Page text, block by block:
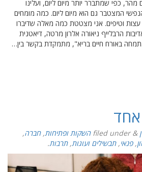
כפי שמתברר יותר מיום ליום, ועלינו
המצטבר גם הוא מיום ליום. כמה מומחים
עצות וטיפים. אני מצטטת כמה מאלה שדיברו
הרבלייף ניאורה אלרון מרטה, דיאטנית
באורח חיים בריא", מתמקדת בקשר בין…
אחד
&
filed under השקות ופתיחות,חברה,
,פנאי,תבשילים ועוגות,תרבות.